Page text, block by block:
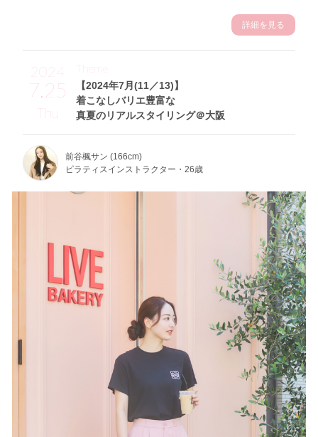
詳細を見る
2024
7.25
Thu
【2024年7月(11／13)】
着こなしバリエ豊富な
真夏のリアルスタイリング＠大阪
Theme
前谷楓サン (166cm)
ピラティスインストラクター・26歳